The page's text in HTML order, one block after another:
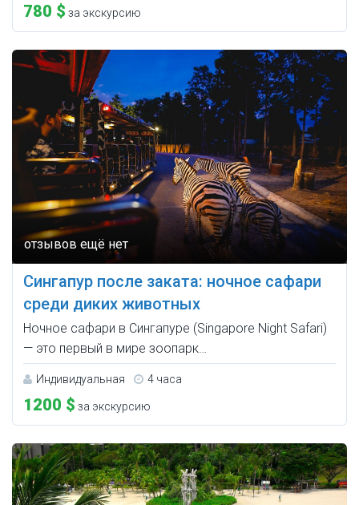
780 $ за экскурсию
Сингапур после заката: ночное сафари
среди диких животных
Ночное сафари в Сингапуре (Singapore Night Safari)
— это первый в мире зоопарк…
Индивидуальная 4 часа
1200 $ за экскурсию